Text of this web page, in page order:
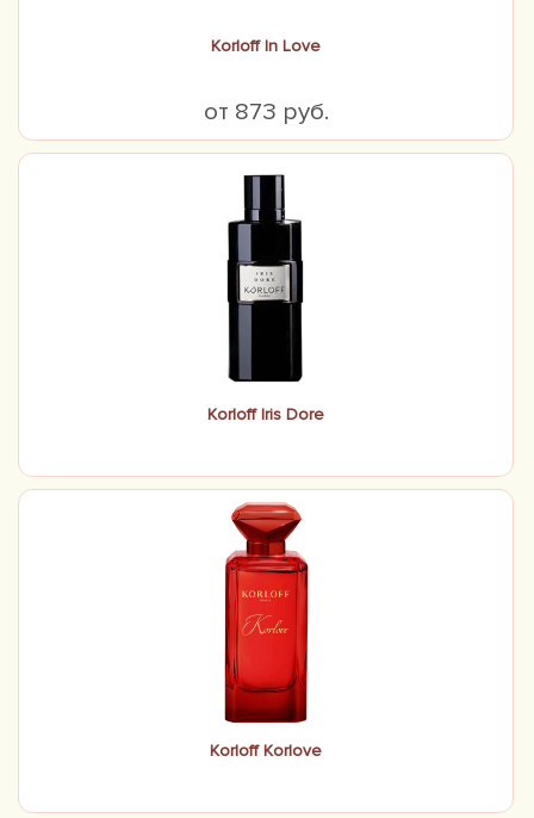
Korloff In Love
от 873 руб.
Korloff Iris Dore
Korloff Korlove